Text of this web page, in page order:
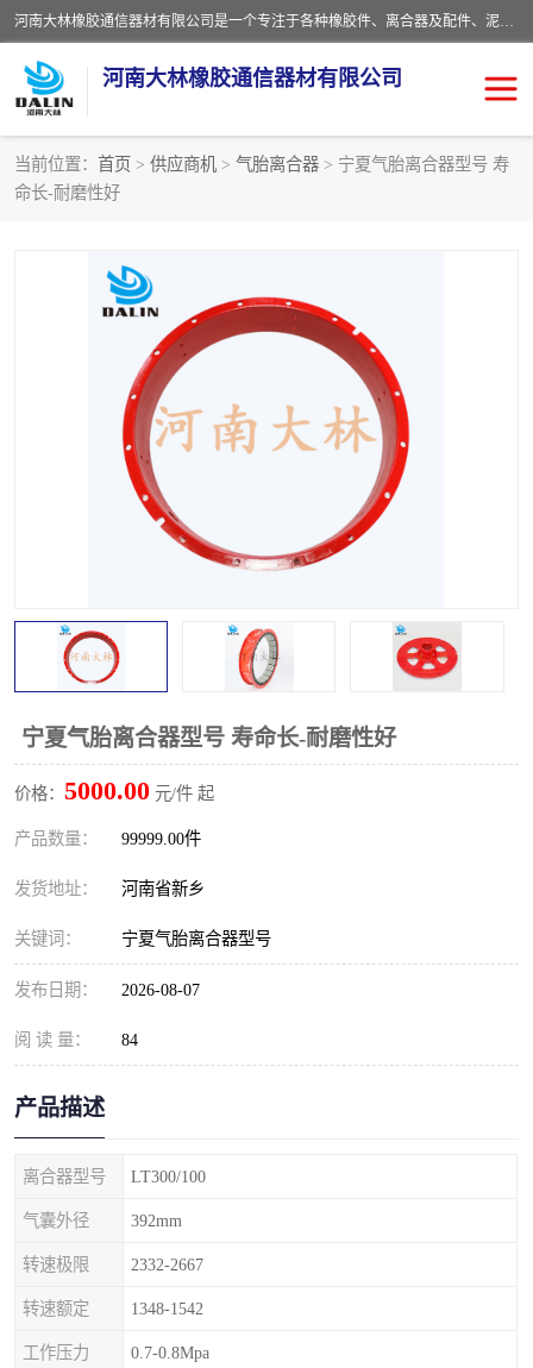
河南大林橡胶通信器材有限公司是一个专注于各种橡胶件、离合器及配件、泥浆泵及配件等产品设计制造和加工的企业。产品应用于矿山、冶金、石油、钢铁、化工、水泥、船舶、造纸、通用机械等各种大功率机械传动或制动装置。
河南大林橡胶通信器材有限公司
当前位置： 首页 > 供应商机 > 气胎离合器 > 宁夏气胎离合器型号 寿
命长-耐磨性好
宁夏气胎离合器型号 寿命长-耐磨性好
价格： 5000.00 元/件 起
产品数量： 99999.00件
发货地址： 河南省新乡
关键词： 宁夏气胎离合器型号
发布日期： 2026-08-07
阅 读 量： 84
产品描述
离合器型号 LT300/100
气囊外径 392mm
转速极限 2332-2667
转速额定 1348-1542
工作压力 0.7-0.8Mpa
推盘离合器
VC离合器
PO隔膜离合器 气胎离合器
泥浆泵空气包胶囊 气动元件
DY隔膜式离合器 CB离合器
实芯轮胎
联轴器